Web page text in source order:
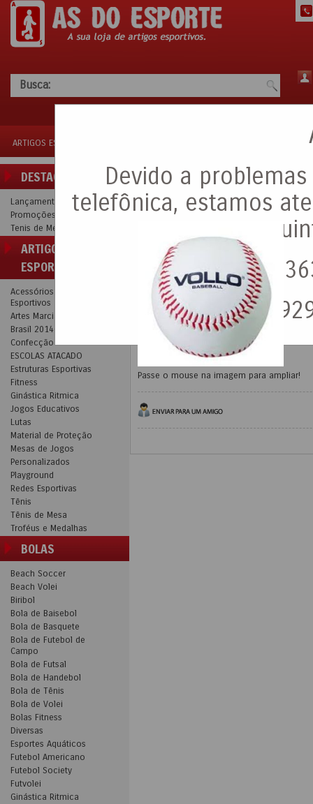
Devido a
telefônica, estamos
(11)
(11)
Busca:
ARTIGOS ESPORTIVOS
DESTAQUE
Lançamentos
Promoções
Tenis de Mesa
ARTIGOS
ESPORTIVOS
Acessórios
Esportivos
Artes Marciais
Brasil 2014-Mundial
Confecção
ESCOLAS ATACADO
Estruturas Esportivas
Fitness
Ginástica Ritmica
Jogos Educativos
Lutas
Material de Proteção
Mesas de Jogos
Personalizados
Playground
Redes Esportivas
Tênis
Tênis de Mesa
Troféus e Medalhas
BOLAS
Beach Soccer
Beach Volei
Biribol
Bola de Baisebol
Bola de Basquete
Bola de Futebol de
Campo
Bola de Futsal
Bola de Handebol
Bola de Tênis
Bola de Volei
Bolas Fitness
Diversas
Esportes Aquáticos
Futebol Americano
Futebol Society
Futvolei
Ginástica Ritmica
Bola de Baisebol
Passe o mouse na imagem para ampliar!